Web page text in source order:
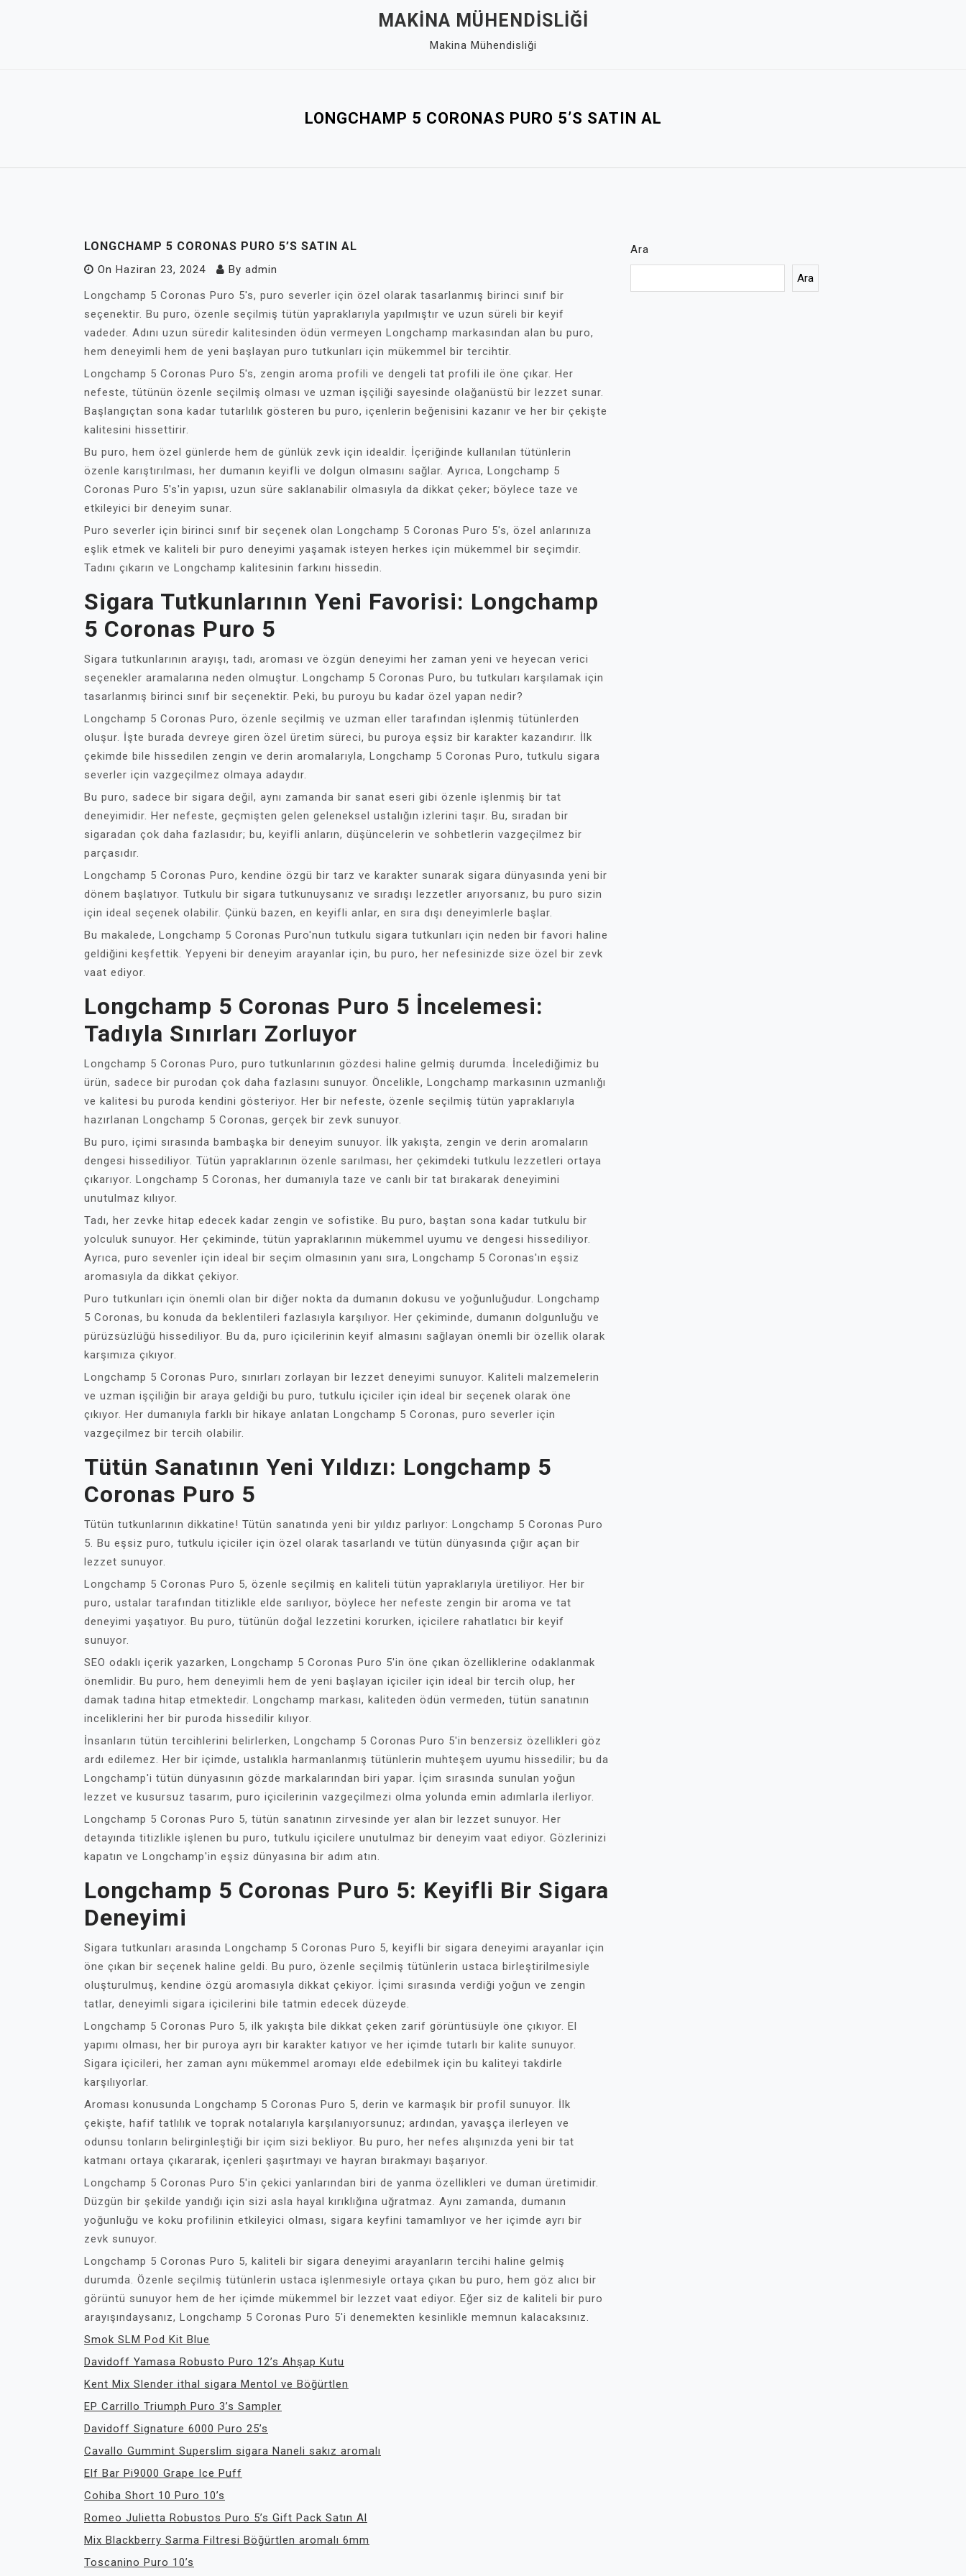
MAKINA MÜHENDISLIĞI
Makina Mühendisliği
LONGCHAMP 5 CORONAS PURO 5’S SATIN AL
LONGCHAMP 5 CORONAS PURO 5’S SATIN AL
On Haziran 23, 2024 By admin
Longchamp 5 Coronas Puro 5's, puro severler için özel olarak tasarlanmış birinci sınıf bir
seçenektir. Bu puro, özenle seçilmiş tütün yapraklarıyla yapılmıştır ve uzun süreli bir keyif
vadeder. Adını uzun süredir kalitesinden ödün vermeyen Longchamp markasından alan bu puro,
hem deneyimli hem de yeni başlayan puro tutkunları için mükemmel bir tercihtir.
Longchamp 5 Coronas Puro 5's, zengin aroma profili ve dengeli tat profili ile öne çıkar. Her
nefeste, tütünün özenle seçilmiş olması ve uzman işçiliği sayesinde olağanüstü bir lezzet sunar.
Başlangıçtan sona kadar tutarlılık gösteren bu puro, içenlerin beğenisini kazanır ve her bir çekişte
kalitesini hissettirir.
Bu puro, hem özel günlerde hem de günlük zevk için idealdir. İçeriğinde kullanılan tütünlerin
özenle karıştırılması, her dumanın keyifli ve dolgun olmasını sağlar. Ayrıca, Longchamp 5
Coronas Puro 5's'in yapısı, uzun süre saklanabilir olmasıyla da dikkat çeker; böylece taze ve
etkileyici bir deneyim sunar.
Puro severler için birinci sınıf bir seçenek olan Longchamp 5 Coronas Puro 5's, özel anlarınıza
eşlik etmek ve kaliteli bir puro deneyimi yaşamak isteyen herkes için mükemmel bir seçimdir.
Tadını çıkarın ve Longchamp kalitesinin farkını hissedin.
Sigara Tutkunlarının Yeni Favorisi: Longchamp
5 Coronas Puro 5
Sigara tutkunlarının arayışı, tadı, aroması ve özgün deneyimi her zaman yeni ve heyecan verici
seçenekler aramalarına neden olmuştur. Longchamp 5 Coronas Puro, bu tutkuları karşılamak için
tasarlanmış birinci sınıf bir seçenektir. Peki, bu puroyu bu kadar özel yapan nedir?
Longchamp 5 Coronas Puro, özenle seçilmiş ve uzman eller tarafından işlenmiş tütünlerden
oluşur. İşte burada devreye giren özel üretim süreci, bu puroya eşsiz bir karakter kazandırır. İlk
çekimde bile hissedilen zengin ve derin aromalarıyla, Longchamp 5 Coronas Puro, tutkulu sigara
severler için vazgeçilmez olmaya adaydır.
Bu puro, sadece bir sigara değil, aynı zamanda bir sanat eseri gibi özenle işlenmiş bir tat
deneyimidir. Her nefeste, geçmişten gelen geleneksel ustalığın izlerini taşır. Bu, sıradan bir
sigaradan çok daha fazlasıdır; bu, keyifli anların, düşüncelerin ve sohbetlerin vazgeçilmez bir
parçasıdır.
Longchamp 5 Coronas Puro, kendine özgü bir tarz ve karakter sunarak sigara dünyasında yeni bir
dönem başlatıyor. Tutkulu bir sigara tutkunuysanız ve sıradışı lezzetler arıyorsanız, bu puro sizin
için ideal seçenek olabilir. Çünkü bazen, en keyifli anlar, en sıra dışı deneyimlerle başlar.
Bu makalede, Longchamp 5 Coronas Puro'nun tutkulu sigara tutkunları için neden bir favori haline
geldiğini keşfettik. Yepyeni bir deneyim arayanlar için, bu puro, her nefesinizde size özel bir zevk
vaat ediyor.
Longchamp 5 Coronas Puro 5 İncelemesi:
Tadıyla Sınırları Zorluyor
Longchamp 5 Coronas Puro, puro tutkunlarının gözdesi haline gelmiş durumda. İncelediğimiz bu
ürün, sadece bir purodan çok daha fazlasını sunuyor. Öncelikle, Longchamp markasının uzmanlığı
ve kalitesi bu puroda kendini gösteriyor. Her bir nefeste, özenle seçilmiş tütün yapraklarıyla
hazırlanan Longchamp 5 Coronas, gerçek bir zevk sunuyor.
Bu puro, içimi sırasında bambaşka bir deneyim sunuyor. İlk yakışta, zengin ve derin aromaların
dengesi hissediliyor. Tütün yapraklarının özenle sarılması, her çekimdeki tutkulu lezzetleri ortaya
çıkarıyor. Longchamp 5 Coronas, her dumanıyla taze ve canlı bir tat bırakarak deneyimini
unutulmaz kılıyor.
Tadı, her zevke hitap edecek kadar zengin ve sofistike. Bu puro, baştan sona kadar tutkulu bir
yolculuk sunuyor. Her çekiminde, tütün yapraklarının mükemmel uyumu ve dengesi hissediliyor.
Ayrıca, puro sevenler için ideal bir seçim olmasının yanı sıra, Longchamp 5 Coronas'ın eşsiz
aromasıyla da dikkat çekiyor.
Puro tutkunları için önemli olan bir diğer nokta da dumanın dokusu ve yoğunluğudur. Longchamp
5 Coronas, bu konuda da beklentileri fazlasıyla karşılıyor. Her çekiminde, dumanın dolgunluğu ve
pürüzsüzlüğü hissediliyor. Bu da, puro içicilerinin keyif almasını sağlayan önemli bir özellik olarak
karşımıza çıkıyor.
Longchamp 5 Coronas Puro, sınırları zorlayan bir lezzet deneyimi sunuyor. Kaliteli malzemelerin
ve uzman işçiliğin bir araya geldiği bu puro, tutkulu içiciler için ideal bir seçenek olarak öne
çıkıyor. Her dumanıyla farklı bir hikaye anlatan Longchamp 5 Coronas, puro severler için
vazgeçilmez bir tercih olabilir.
Tütün Sanatının Yeni Yıldızı: Longchamp 5
Coronas Puro 5
Tütün tutkunlarının dikkatine! Tütün sanatında yeni bir yıldız parlıyor: Longchamp 5 Coronas Puro
5. Bu eşsiz puro, tutkulu içiciler için özel olarak tasarlandı ve tütün dünyasında çığır açan bir
lezzet sunuyor.
Longchamp 5 Coronas Puro 5, özenle seçilmiş en kaliteli tütün yapraklarıyla üretiliyor. Her bir
puro, ustalar tarafından titizlikle elde sarılıyor, böylece her nefeste zengin bir aroma ve tat
deneyimi yaşatıyor. Bu puro, tütünün doğal lezzetini korurken, içicilere rahatlatıcı bir keyif
sunuyor.
SEO odaklı içerik yazarken, Longchamp 5 Coronas Puro 5'in öne çıkan özelliklerine odaklanmak
önemlidir. Bu puro, hem deneyimli hem de yeni başlayan içiciler için ideal bir tercih olup, her
damak tadına hitap etmektedir. Longchamp markası, kaliteden ödün vermeden, tütün sanatının
inceliklerini her bir puroda hissedilir kılıyor.
İnsanların tütün tercihlerini belirlerken, Longchamp 5 Coronas Puro 5'in benzersiz özellikleri göz
ardı edilemez. Her bir içimde, ustalıkla harmanlanmış tütünlerin muhteşem uyumu hissedilir; bu da
Longchamp'i tütün dünyasının gözde markalarından biri yapar. İçim sırasında sunulan yoğun
lezzet ve kusursuz tasarım, puro içicilerinin vazgeçilmezi olma yolunda emin adımlarla ilerliyor.
Longchamp 5 Coronas Puro 5, tütün sanatının zirvesinde yer alan bir lezzet sunuyor. Her
detayında titizlikle işlenen bu puro, tutkulu içicilere unutulmaz bir deneyim vaat ediyor. Gözlerinizi
kapatın ve Longchamp'in eşsiz dünyasına bir adım atın.
Longchamp 5 Coronas Puro 5: Keyifli Bir Sigara
Deneyimi
Sigara tutkunları arasında Longchamp 5 Coronas Puro 5, keyifli bir sigara deneyimi arayanlar için
öne çıkan bir seçenek haline geldi. Bu puro, özenle seçilmiş tütünlerin ustaca birleştirilmesiyle
oluşturulmuş, kendine özgü aromasıyla dikkat çekiyor. İçimi sırasında verdiği yoğun ve zengin
tatlar, deneyimli sigara içicilerini bile tatmin edecek düzeyde.
Longchamp 5 Coronas Puro 5, ilk yakışta bile dikkat çeken zarif görüntüsüyle öne çıkıyor. El
yapımı olması, her bir puroya ayrı bir karakter katıyor ve her içimde tutarlı bir kalite sunuyor.
Sigara içicileri, her zaman aynı mükemmel aromayı elde edebilmek için bu kaliteyi takdirle
karşılıyorlar.
Aroması konusunda Longchamp 5 Coronas Puro 5, derin ve karmaşık bir profil sunuyor. İlk
çekişte, hafif tatlılık ve toprak notalarıyla karşılanıyorsunuz; ardından, yavaşça ilerleyen ve
odunsu tonların belirginleştiği bir içim sizi bekliyor. Bu puro, her nefes alışınızda yeni bir tat
katmanı ortaya çıkararak, içenleri şaşırtmayı ve hayran bırakmayı başarıyor.
Longchamp 5 Coronas Puro 5'in çekici yanlarından biri de yanma özellikleri ve duman üretimidir.
Düzgün bir şekilde yandığı için sizi asla hayal kırıklığına uğratmaz. Aynı zamanda, dumanın
yoğunluğu ve koku profilinin etkileyici olması, sigara keyfini tamamlıyor ve her içimde ayrı bir
zevk sunuyor.
Longchamp 5 Coronas Puro 5, kaliteli bir sigara deneyimi arayanların tercihi haline gelmiş
durumda. Özenle seçilmiş tütünlerin ustaca işlenmesiyle ortaya çıkan bu puro, hem göz alıcı bir
görüntü sunuyor hem de her içimde mükemmel bir lezzet vaat ediyor. Eğer siz de kaliteli bir puro
arayışındaysanız, Longchamp 5 Coronas Puro 5'i denemekten kesinlikle memnun kalacaksınız.
Smok SLM Pod Kit Blue
Davidoff Yamasa Robusto Puro 12’s Ahşap Kutu
Kent Mix Slender ithal sigara Mentol ve Böğürtlen
EP Carrillo Triumph Puro 3’s Sampler
Davidoff Signature 6000 Puro 25’s
Cavallo Gummint Superslim sigara Naneli sakız aromalı
Elf Bar Pi9000 Grape Ice Puff
Cohiba Short 10 Puro 10’s
Romeo Julietta Robustos Puro 5’s Gift Pack Satın Al
Mix Blackberry Sarma Filtresi Böğürtlen aromalı 6mm
Toscanino Puro 10’s
Ara
Ara